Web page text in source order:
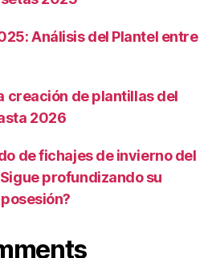
Análisis del Plantel entre
creación de plantillas del
2026
de fichajes de invierno del
profundizando su